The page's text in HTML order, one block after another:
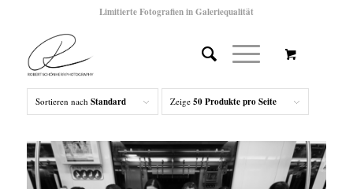
Limitierte Fotografien in Galeriequalität
Sortieren nach Standard Zeige 50 Produkte pro Seite